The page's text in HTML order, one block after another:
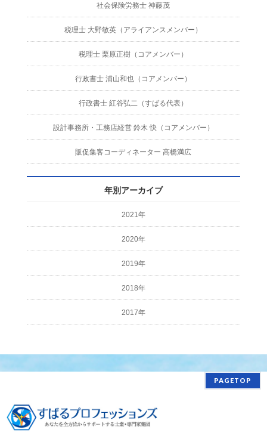
社会保険労務士 神藤茂
税理士 大野敏英（アライアンスメンバー）
税理士 栗原正樹（コアメンバー）
行政書士 浦山和也（コアメンバー）
行政書士 紅谷弘二（すばる代表）
設計事務所・工務店経営 鈴木 快（コアメンバー）
販促集客コーディネーター 高橋満広
年別アーカイブ
2021年
2020年
2019年
2018年
2017年
PAGETOP